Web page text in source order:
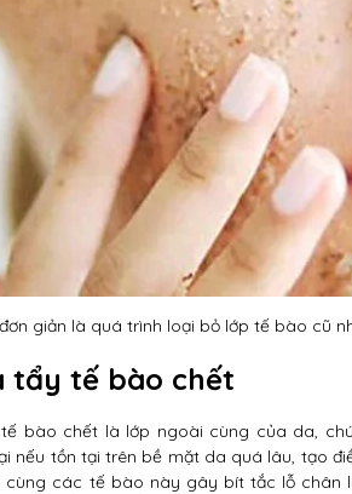
giản là quá trình loại bỏ lớp tế bào cũ
tẩy tế bào chết
bào chết là lớp ngoài cùng của da,
nếu tồn tại trên bề mặt da quá lâu, tạo
các tế bào này gây bít tắc lỗ chân